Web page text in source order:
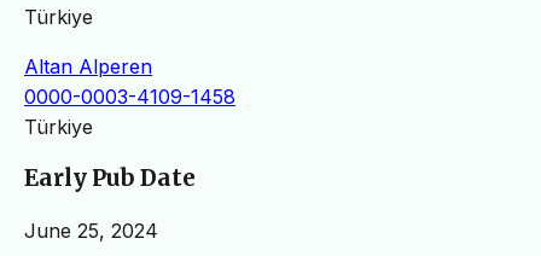
Türkiye
Altan Alperen
0000-0003-4109-1458
Türkiye
Early Pub Date
June 25, 2024